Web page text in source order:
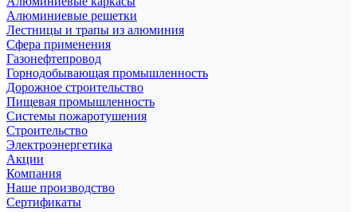
Алюминиевые решетки
Лестницы и трапы из алюминия
Сфера применения
Газонефтепровод
Горнодобывающая промышленность
Дорожное строительство
Пищевая промышленность
Системы пожаротушения
Строительство
Электроэнергетика
Акции
Компания
Наше производство
Сертификаты